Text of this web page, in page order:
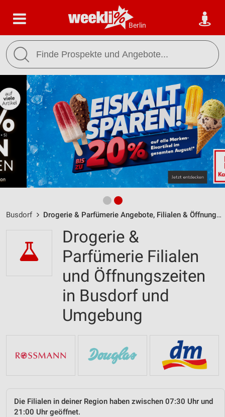
Berlin
Busdorf Drogerie & Parfümerie Angebote, Filialen & Öffnungszeiten
Drogerie &
Parfümerie Filialen
und Öffnungszeiten
in Busdorf und
Umgebung
Die Filialen in deiner Region haben zwischen 07:30 Uhr und
21:00 Uhr geöffnet.